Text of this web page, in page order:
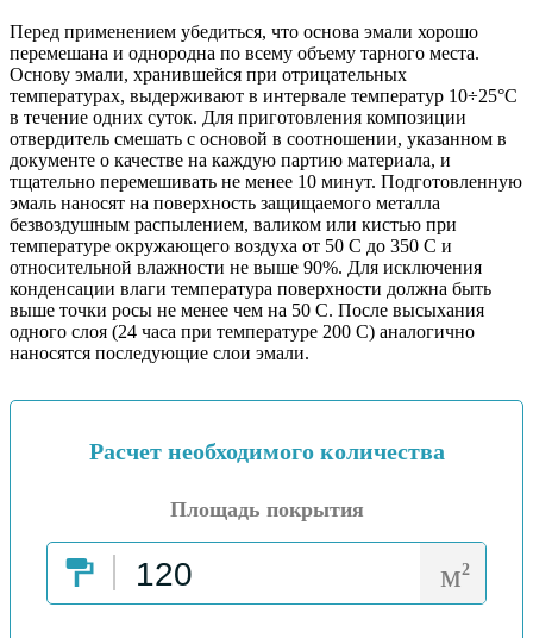
Перед применением убедиться, что основа эмали хорошо
перемешана и однородна по всему объему тарного места.
Основу эмали, хранившейся при отрицательных
температурах, выдерживают в интервале температур 10÷25°С
в течение одних суток. Для приготовления композиции
отвердитель смешать с основой в соотношении, указанном в
документе о качестве на каждую партию материала, и
тщательно перемешивать не менее 10 минут. Подготовленную
эмаль наносят на поверхность защищаемого металла
безвоздушным распылением, валиком или кистью при
температуре окружающего воздуха от 50 С до 350 С и
относительной влажности не выше 90%. Для исключения
конденсации влаги температура поверхности должна быть
выше точки росы не менее чем на 50 С. После высыхания
одного слоя (24 часа при температуре 200 С) аналогично
наносятся последующие слои эмали.
Расчет необходимого количества
Площадь покрытия
м2